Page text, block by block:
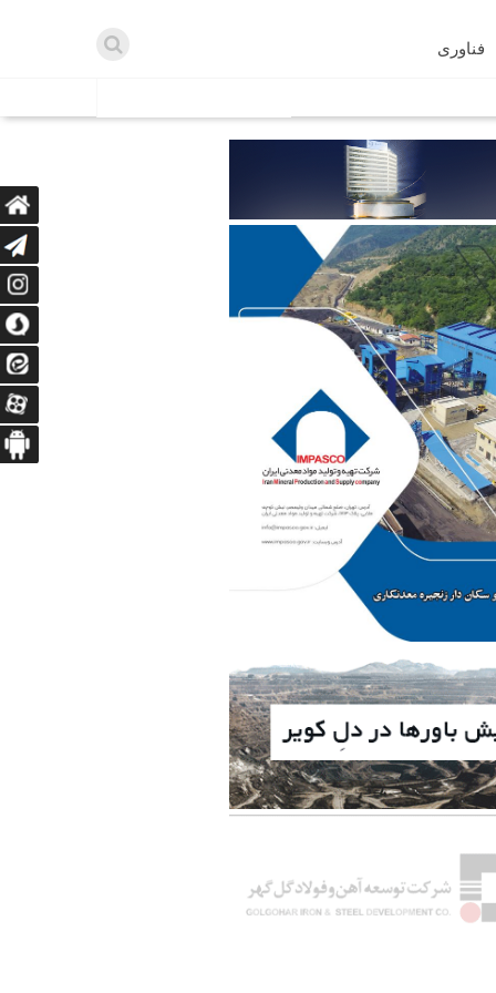
فناوری
دریافت می‌کنند